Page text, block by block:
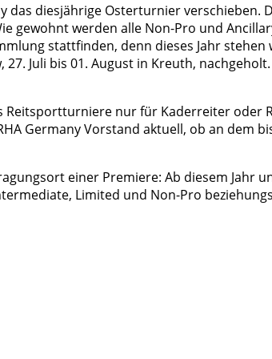
diesjährige Osterturnier verschieben.
werden alle Non-Pro und
stattfinden, denn dieses Jahr stehen
Juli bis 01. August in Kreuth,
Reitsportturniere nur für Kaderreiter oder
Germany Vorstand aktuell, ob an dem
einer Premiere: Ab diesem Jahr
Limited und Non-Pro